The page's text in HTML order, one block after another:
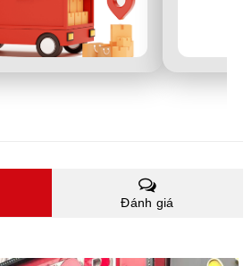
Đánh giá